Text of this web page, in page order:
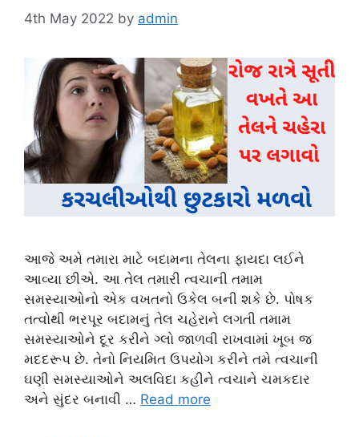
4th May 2022 by admin
આજે અમે તમારા માટે બદામના તેલના ફાયદા લઈને
આવ્યા છીએ. આ તેલ તમારી ત્વચાની તમામ
સમસ્યાઓનો એક વખતનો ઉકેલ બની શકે છે. પોષક
તત્વોથી ભરપૂર બદામનું તેલ ચહેરાને લગતી તમામ
સમસ્યાઓને દૂર કરીને ગ્લો જાળવી રાખવામાં ખૂબ જ
મદદરૂપ છે. તેનો નિયમિત ઉપયોગ કરીને તમે ત્વચાની
ઘણી સમસ્યાઓને અલવિદા કહીને ત્વચાને ચમકદાર
અને સુંદર બનાવી … Read more